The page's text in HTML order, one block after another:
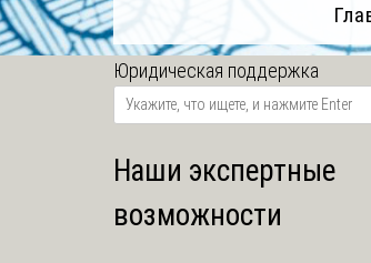
Юридическая поддержка
Наши экспертные
возможности